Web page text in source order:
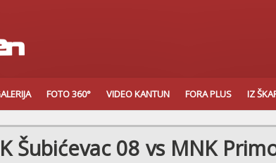
FOTO 360° VIDEO KANTUN FORA PLUS IZ
Šubićevac 08 vs MNK